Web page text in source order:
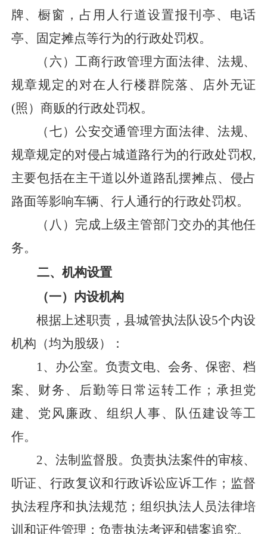
牌、橱窗，占用人行道设置报刊亭、电话
亭、固定摊点等行为的行政处罚权。
（ 六）工商行政管理方面法律、法规、
规章规定的对在人行楼群院落、店外无证
(照）商贩的行政处罚权。
（七）公安交通管理方面法律、法规、
规章规定的对侵占城道路行为的行政处罚权,
主要包括在主干道以外道路乱摆摊点、侵占
路面等影响车辆、行人通行的行政处罚权。
（ 八 ） 完成上级主管部门交办的其他任
务。
二、机构设置
（一）内设机构
根据上述职责，县城管执法队设5个内设
机构（均为股级）：
1、 办公室。负责文电、会务、保密、档
案、财务、后勤等日常运转工作；承担党
建、党风廉政、组织人事、队伍建设等工
作。
2、法制监督股。负责执法案件的审核、
听证、行政复议和行政诉讼应诉工作；监督
执法程序和执法规范；组织执法人员法律培
训和证件管理；负责执法考评和错案追究。